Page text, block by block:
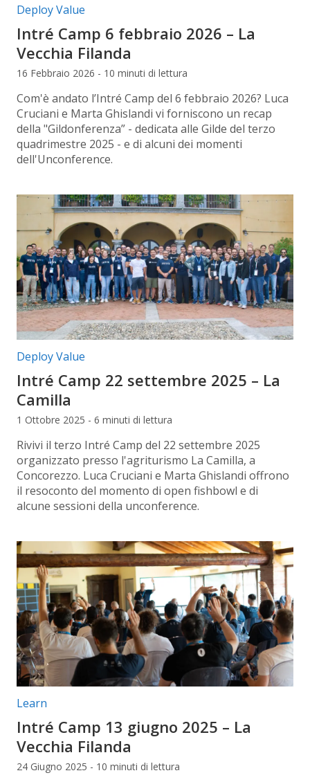
Categorie articolo:
Deploy Value
Intré Camp 6 febbraio 2026 – La
Vecchia Filanda
16 Febbraio 2026 - 10 minuti di lettura
Com'è andato l’Intré Camp del 6 febbraio 2026? Luca
Cruciani e Marta Ghislandi vi forniscono un recap
della "Gildonferenza” - dedicata alle Gilde del terzo
quadrimestre 2025 - e di alcuni dei momenti
dell'Unconference.
Categorie articolo:
Deploy Value
Intré Camp 22 settembre 2025 – La
Camilla
1 Ottobre 2025 - 6 minuti di lettura
Rivivi il terzo Intré Camp del 22 settembre 2025
organizzato presso l'agriturismo La Camilla, a
Concorezzo. Luca Cruciani e Marta Ghislandi offrono
il resoconto del momento di open fishbowl e di
alcune sessioni della unconference.
Categorie articolo:
Learn
Intré Camp 13 giugno 2025 – La
Vecchia Filanda
24 Giugno 2025 - 10 minuti di lettura